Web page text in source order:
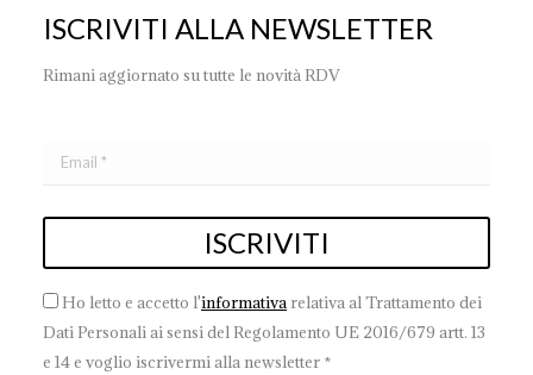
ISCRIVITI ALLA NEWSLETTER
Rimani aggiornato su tutte le novità RDV
Ho letto e accetto l'informativa relativa al Trattamento dei
Dati Personali ai sensi del Regolamento UE 2016/679 artt. 13
e 14 e voglio iscrivermi alla newsletter *